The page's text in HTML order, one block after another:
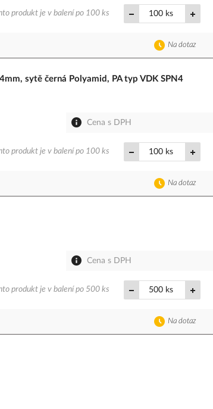
ks
produkt je v balení po 100 ks
Na dotaz
sytě černá Polyamid, PA typ VDK SPN4
Cena s DPH
ks
produkt je v balení po 100 ks
Na dotaz
Cena s DPH
ks
produkt je v balení po 500 ks
Na dotaz